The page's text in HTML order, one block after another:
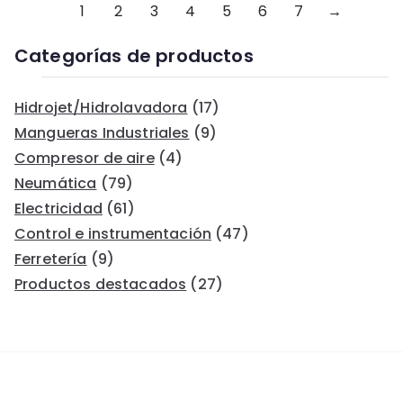
1 2 3 4 5 6 7 →
Categorías de productos
Hidrojet/Hidrolavadora (17)
Mangueras Industriales (9)
Compresor de aire (4)
Neumática (79)
Electricidad (61)
Control e instrumentación (47)
Ferretería (9)
Productos destacados (27)